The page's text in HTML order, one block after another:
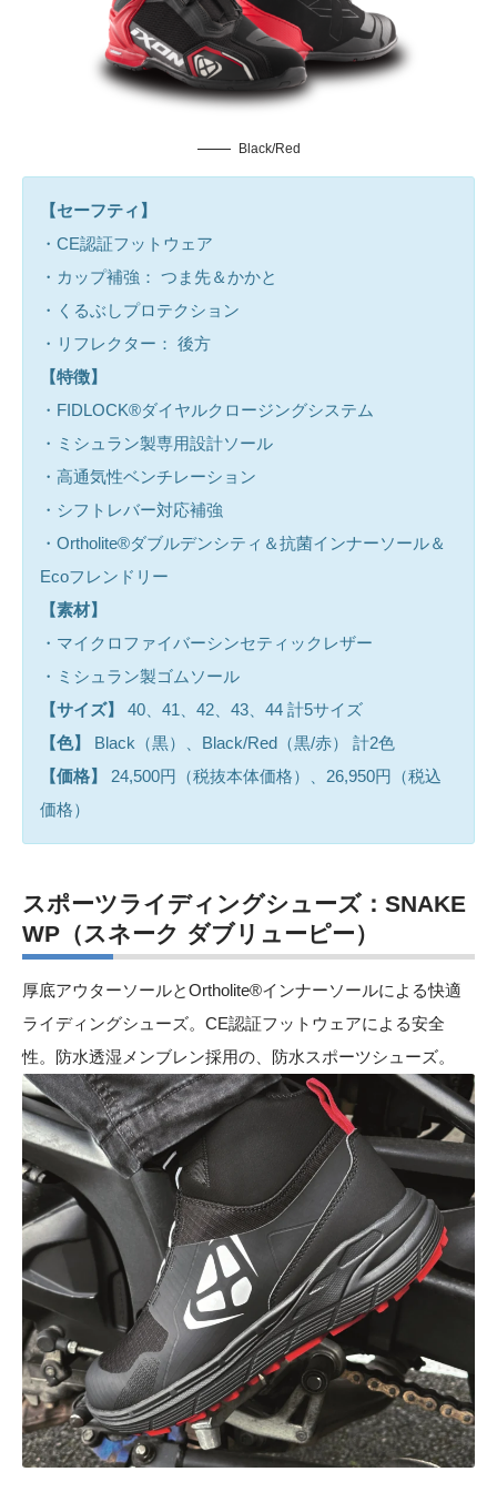
Black/Red
【セーフティ】
・CE認証フットウェア
・カップ補強： つま先＆かかと
・くるぶしプロテクション
・リフレクター： 後方
【特徴】
・FIDLOCK®ダイヤルクロージングシステム
・ミシュラン製専用設計ソール
・高通気性ベンチレーション
・シフトレバー対応補強
・Ortholite®ダブルデンシティ＆抗菌インナーソール＆
Ecoフレンドリー
【素材】
・マイクロファイバーシンセティックレザー
・ミシュラン製ゴムソール
【サイズ】 40、41、42、43、44 計5サイズ
【色】
Black（黒）、Black/Red（黒/赤） 計2色
【価格】 24,500円（税抜本体価格）、26,950円（税込
価格）
スポーツライディングシューズ：SNAKE
WP（スネーク ダブリューピー）
厚底アウターソールとOrtholite®インナーソールによる快適
ライディングシューズ。CE認証フットウェアによる安全
性。防水透湿メンブレン採用の、防水スポーツシューズ。